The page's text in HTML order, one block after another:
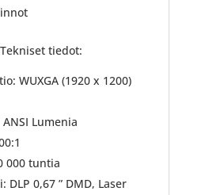
tiedot:
WUXGA (1920 x 1200)
Lumenia
000 tuntia
DLP 0,67 ” DMD, Laser